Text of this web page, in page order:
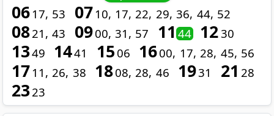
06 17 53 07 10 17 22 29 36 44 52
0821 43 0900 31 57 11 44 1230
1349 1441 15 06 1600 17 28 45 56
17 11 26 38 1808 28 46 1931 21 28
2323